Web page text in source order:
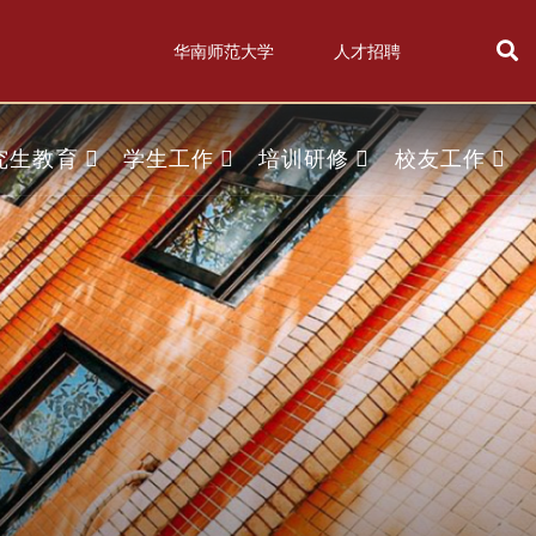
华南师范大学 人才招聘
生教育 学生工作 培训研修 校友工作